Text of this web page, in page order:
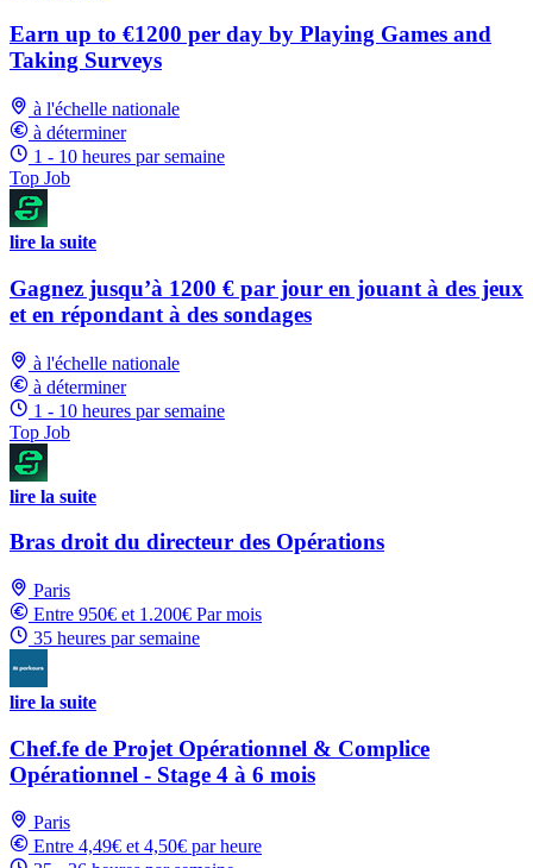
Earn up to €1200 per day by Playing Games and
Taking Surveys
à l'échelle nationale
à déterminer
1 - 10 heures par semaine
Top Job
lire la suite
Gagnez jusqu’à 1200 € par jour en jouant à des jeux
et en répondant à des sondages
à l'échelle nationale
à déterminer
1 - 10 heures par semaine
Top Job
lire la suite
Bras droit du directeur des Opérations
Paris
Entre 950€ et 1.200€ Par mois
35 heures par semaine
lire la suite
Chef.fe de Projet Opérationnel & Complice
Opérationnel - Stage 4 à 6 mois
Paris
Entre 4,49€ et 4,50€ par heure